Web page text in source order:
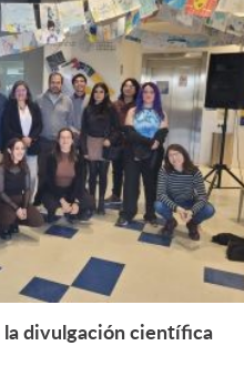
Leer Más +
la divulgación científica